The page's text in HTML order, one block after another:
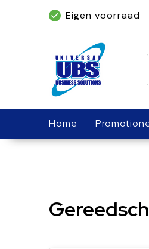
Eigen voorraad
Geleverd
Home